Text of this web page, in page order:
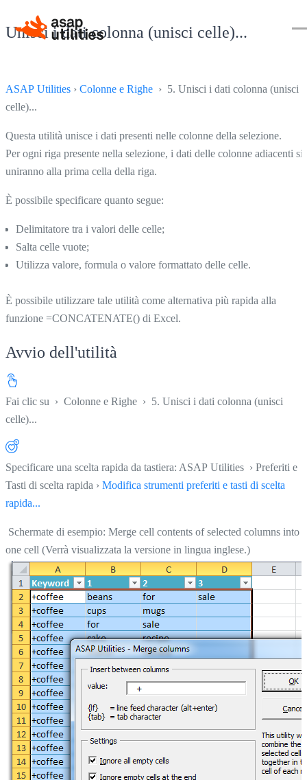
Unisci i dati colonna (unisci celle)...
ASAP Utilities › Colonne e Righe › 5. Unisci i dati colonna (unisci
celle)...
Questa utilità unisce i dati presenti nelle colonne della selezione.
Per ogni riga presente nella selezione, i dati delle colonne adiacenti si
uniranno alla prima cella della riga.
È possibile specificare quanto segue:
Delimitatore tra i valori delle celle;
Salta celle vuote;
Utilizza valore, formula o valore formattato delle celle.
È possibile utilizzare tale utilità come alternativa più rapida alla
funzione =CONCATENATE() di Excel.
Avvio dell'utilità
Fai clic su › Colonne e Righe › 5. Unisci i dati colonna (unisci
celle)...
Specificare una scelta rapida da tastiera: ASAP Utilities › Preferiti e
Tasti di scelta rapida › Modifica strumenti preferiti e tasti di scelta
rapida...
Schermate di esempio: Merge cell contents of selected columns into
one cell (Verrà visualizzata la versione in lingua inglese.)